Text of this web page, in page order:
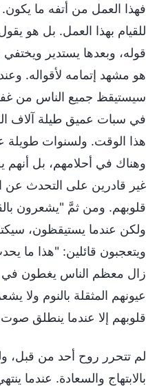
فهذا العمل من أتفه ما يكون.
للقيام بهذا العمل. بل هو
قوله، وبعدها يستدير ويختفي
هو مشهد إتمامه لأقواله.
سيستيقظ جميع الناس من
في سبات عميق طيلة آلاف
هذا الوقت. ولسنوات طويلة
وهناك في أحلامهم، بل
غير قادرين على التحدث
قلوبهم. ومن ثمَّ "يشعرون
ولكن عندما يستيقظون،
ويتعجبون قائلين: "هذا ما
زال معظم الناس يغطون في
عيونهم المثقلة بالنوم ولا
قلوبهم إلا عندما ينطلق
لم تتحرر روح أحد من قبل،
بالابتهاج والسعادة. عندما